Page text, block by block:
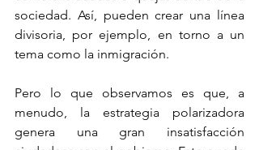
sociedad. Así, pueden crear una línea
divisoria, por ejemplo, en torno a un
tema como la inmigración.
Pero lo que observamos es que, a
menudo, la estrategia polarizadora
genera una gran insatisfacción